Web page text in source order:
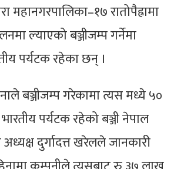
महानगरपालिका–१७ रातोपैह्रामा
ल्याएको बञ्जीजम्प गर्नेमा
पर्यटक रहेका छन् ।
बञ्जीजम्प गरेकामा त्यस मध्ये ५०
पर्यटक रहेको बञ्जी नेपाल
अध्यक्ष दुर्गादत्त खरेलले जानकारी